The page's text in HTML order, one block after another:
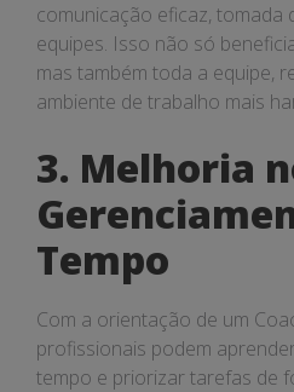
comunicação eficaz, tomada
equipes. Isso não só
mas também toda a equipe,
ambiente de trabalho mais
3. Melhoria
Tempo
Com a orientação de um
profissionais podem
tempo e priorizar tarefas de